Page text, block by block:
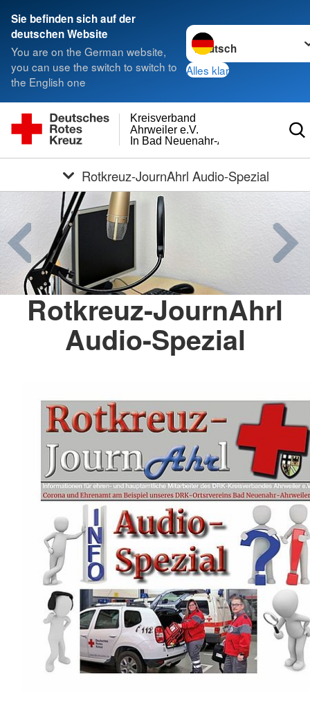
Sie befinden sich auf der
deutschen Website
You are on the German website,
you can use the switch to switch to
the English one
Sprache wechseln zu
Alles klar
In Bad Neuenahr-Ahrweiler
Ahrweiler e.V.
Kreisverband
Rotkreuz-JournAhrl Audio-Spezial
Rotkreuz-JournAhrl
Audio-Spezial